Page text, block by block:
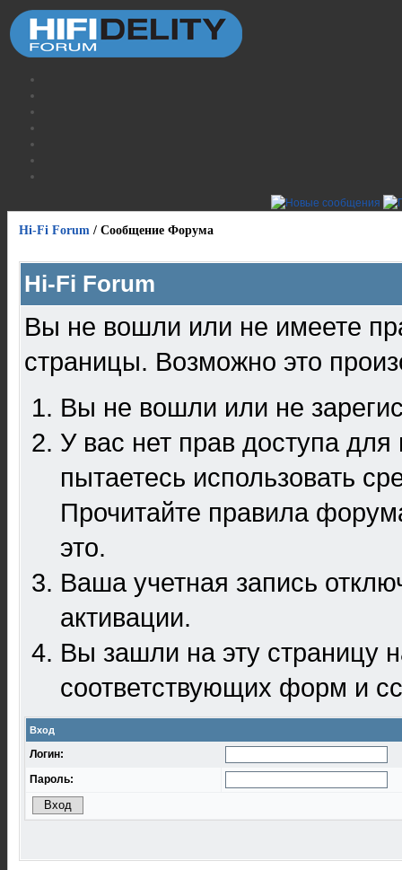
Hi-Fi Forum / Сообщение Форума
Hi-Fi Forum
Вы не вошли или не имеете
страницы. Возможно это
Вы не вошли или не
У вас нет прав доступа
пытаетесь использовать
Прочитайте правила
это.
Ваша учетная запись
активации.
Вы зашли на эту
соответствующих форм и
Вход
Логин:
Пароль: